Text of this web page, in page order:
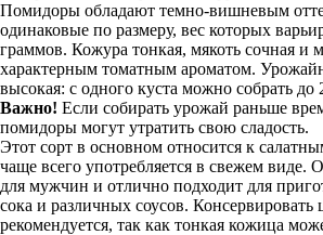
Помидоры обладают темно-вишневым
одинаковые по размеру, вес которых
граммов. Кожура тонкая, мякоть сочная и
характерным томатным ароматом.
высокая: с одного куста можно собрать
Важно! Если собирать урожай раньше
помидоры могут утратить свою сладость.
Этот сорт в основном относится к
чаще всего употребляется в свежем виде.
для мужчин и отлично подходит для
сока и различных соусов.
рекомендуется, так как тонкая кожица